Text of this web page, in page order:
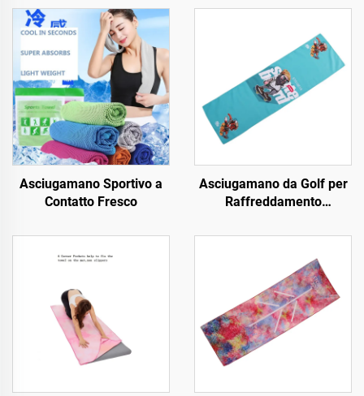
Asciugamano Sportivo a
Contatto Fresco
Asciugamano da Golf per
Raffreddamento